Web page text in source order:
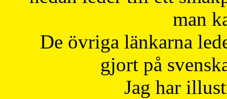
man
De övriga länkarna
gjort på
Jag har